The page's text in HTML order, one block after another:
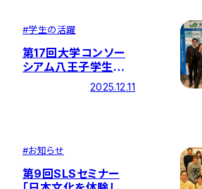
#学生の活躍
第17回大学コンソー
シアム八王子学生発
表会で短大生が活躍！
2025.12.11
#お知らせ
第9回SLSセミナー